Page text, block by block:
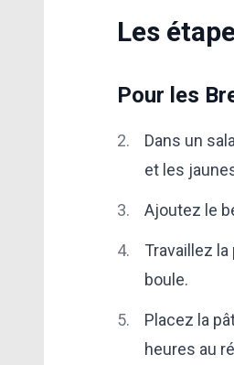
Les
Pour les
Dans un
et les
Ajoutez le
Travaillez
boule.
Placez la
heures au